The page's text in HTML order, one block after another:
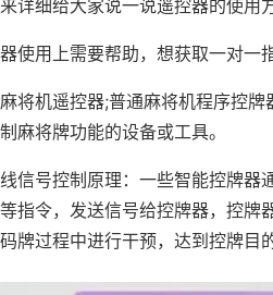
详细给大家说一说遥控器的使用
使用上需要帮助，想获取一对一
将机遥控器;普通麻将机程序控
麻将牌功能的设备或工具。
信号控制原理：一些智能控牌
指令，发送信号给控牌器，控牌
牌过程中进行干预，达到控牌目的